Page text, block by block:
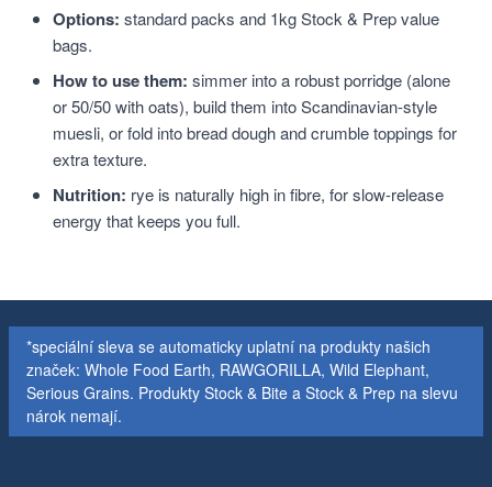
Options: standard packs and 1kg Stock & Prep value
bags.
How to use them: simmer into a robust porridge (alone
or 50/50 with oats), build them into Scandinavian-style
muesli, or fold into bread dough and crumble toppings for
extra texture.
Nutrition: rye is naturally high in fibre, for slow-release
energy that keeps you full.
*speciální sleva se automaticky uplatní na produkty našich
značek: Whole Food Earth, RAWGORILLA, Wild Elephant,
Serious Grains. Produkty Stock & Bite a Stock & Prep na slevu
nárok nemají.